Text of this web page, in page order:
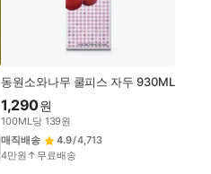
동원소와나무 쿨피스 자두 930ML
1,290원
100ML당 139원
매직배송
4.9/4,713
4만원↑무료배송